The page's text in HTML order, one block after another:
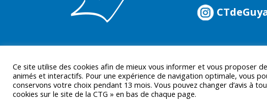
Ce site utilise des cookies afin de mieux vous informer et vous proposer
animés et interactifs. Pour une expérience de navigation optimale, vous
conservons votre choix pendant 13 mois. Vous pouvez changer d’avis à
cookies sur le site de la CTG » en bas de chaque page.